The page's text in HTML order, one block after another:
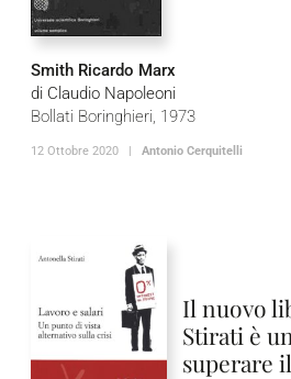
Smith Ricardo Marx
di Claudio Napoleoni
Bollati Boringhieri, 1973
12 Ottobre 2020 | Antonio Cerquitelli
Il nuovo
Stirati è
superare